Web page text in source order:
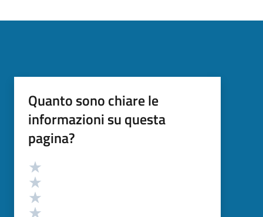
Quanto sono chiare le
informazioni su questa
pagina?
Valutazione